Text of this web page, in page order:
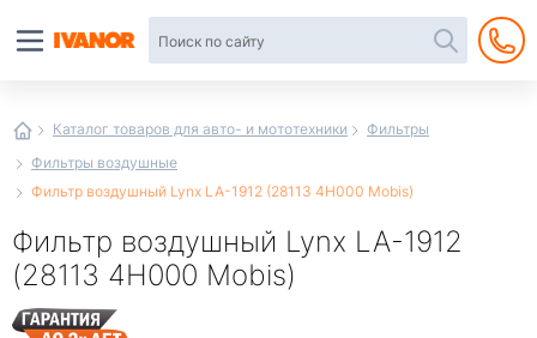
Каталог товаров для авто- и мототехники
Фильтры
Фильтры воздушные
Фильтр воздушный Lynx LA-1912 (28113 4H000 Mobis)
Фильтр воздушный Lynx LA-1912
(28113 4H000 Mobis)
интернет-